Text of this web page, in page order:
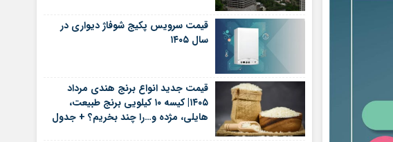
قیمت سرویس پکیج شوفاژ دیواری در
سال ۱۴۰۵
قیمت جدید انواع برنج هندی مرداد
۱۴۰۵| کیسه ۱۰ کیلویی برنج طبیعت،
هایلی، مژده و…را چند بخریم؟ + جدول